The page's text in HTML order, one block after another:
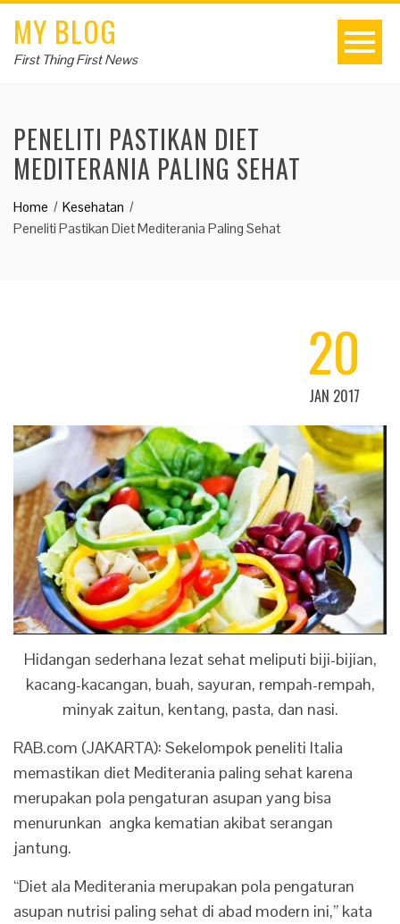
MY BLOG
First Thing First News
PENELITI PASTIKAN DIET
MEDITERANIA PALING SEHAT
Home
Kesehatan
Peneliti Pastikan Diet Mediterania Paling Sehat
20
JAN 2017
Hidangan sederhana lezat sehat meliputi biji-bijian,
kacang-kacangan, buah, sayuran, rempah-rempah,
minyak zaitun, kentang, pasta, dan nasi.
RAB.com (JAKARTA): Sekelompok peneliti Italia
memastikan diet Mediterania paling sehat karena
merupakan pola pengaturan asupan yang bisa
menurunkan angka kematian akibat serangan
jantung.
“Diet ala Mediterania merupakan pola pengaturan
asupan nutrisi paling sehat di abad modern ini,” kata